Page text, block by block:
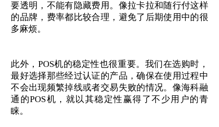
要透明，不能有隐藏费用。像拉卡拉和随行付这样
的品牌，费率都比较合理，避免了后期使用中的很
多麻烦。
此外，POS机的稳定性也很重要。我们在选购时，
最好选择那些经过认证的产品，确保在使用过程中
不会出现频繁掉线或者交易失败的情况。像海科融
通的POS机，就以其稳定性赢得了不少用户的青
睐。